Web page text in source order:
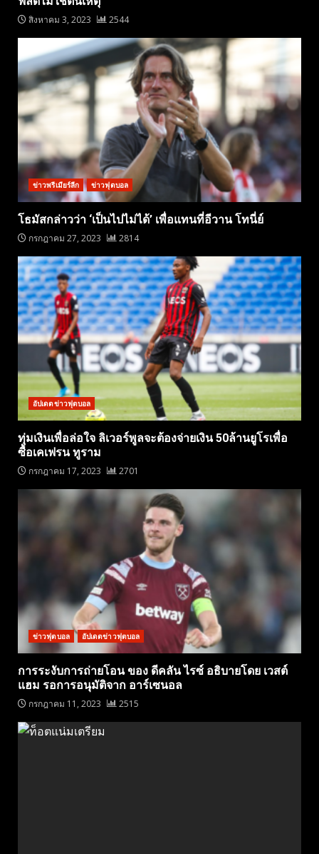
สิงหาคม 3, 2023 2544
ข่าวพรีเมียร์ลีก ข่าวฟุตบอล
โธมัสกล่าวว่า ‘เป็นไปไม่ได้’ เพื่อแทนที่อีวาน โทนี่ย์
กรกฎาคม 27, 2023 2814
อัปเดตข่าวฟุตบอล
ทุ่มเงินเพื่อล่อใจ ลิเวอร์พูลจะต้องจ่ายเงิน 50ล้านยูโรเพื่อ
ซื้อเคเฟรน ทูราม
กรกฎาคม 17, 2023 2701
ข่าวฟุตบอล อัปเดตข่าวฟุตบอล
การระงับการถ่ายโอน ของ ดีคลัน ไรซ์ อธิบายโดย เวสต์
แฮม รอการอนุมัติจาก อาร์เซนอล
กรกฎาคม 11, 2023 2515